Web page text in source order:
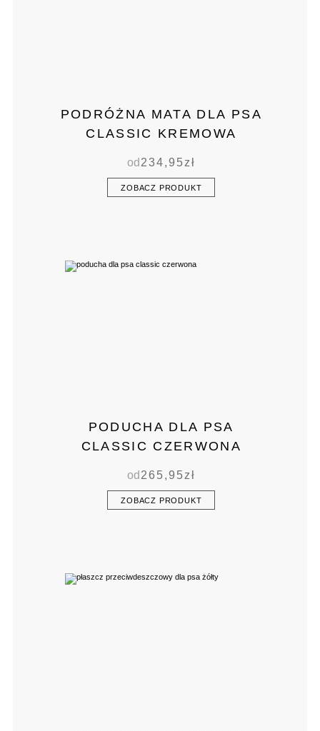
PODRÓŻNA MATA DLA PSA
CLASSIC KREMOWA
od234,95zł
ZOBACZ PRODUKT
PODUCHA DLA PSA
CLASSIC CZERWONA
od265,95zł
ZOBACZ PRODUKT